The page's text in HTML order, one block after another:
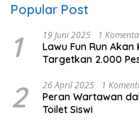
Popular Post
1 19 Juni 2025 1
Lawu Fun Run
Targetkan 2.000
2 26 April 2025 1
Peran Wartawan
Toilet Siswi